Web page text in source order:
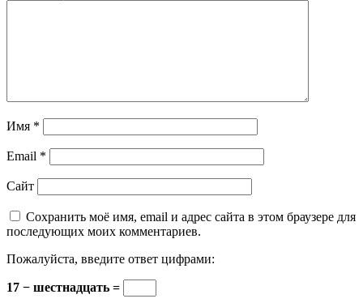
Имя *
Email *
Сайт
Сохранить моё имя, email и адрес сайта в этом браузере для
последующих моих комментариев.
Пожалуйста, введите ответ цифрами:
17 − шестнадцать =